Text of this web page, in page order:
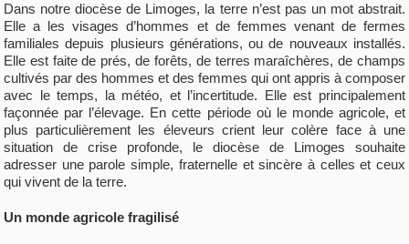
Dans notre diocèse de Limoges, la terre n’est pas un mot abstrait.
Elle a les visages d’hommes et de femmes venant de fermes
familiales depuis plusieurs générations, ou de nouveaux installés.
Elle est faite de prés, de forêts, de terres maraîchères, de champs
cultivés par des hommes et des femmes qui ont appris à composer
avec le temps, la météo, et l’incertitude. Elle est principalement
façonnée par l’élevage. En cette période où le monde agricole, et
plus particulièrement les éleveurs crient leur colère face à une
situation de crise profonde, le diocèse de Limoges souhaite
adresser une parole simple, fraternelle et sincère à celles et ceux
qui vivent de la terre.
Un monde agricole fragilisé